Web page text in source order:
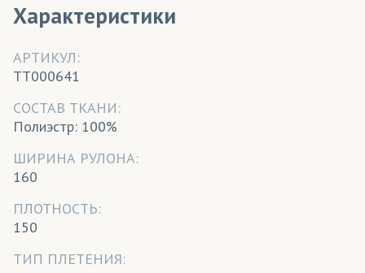
Характеристики
АРТИКУЛ:
TT000641
CОСТАВ ТКАНИ:
Полиэстр: 100%
ШИРИНА РУЛОНА:
160
ПЛОТНОСТЬ:
150
ТИП ПЛЕТЕНИЯ: